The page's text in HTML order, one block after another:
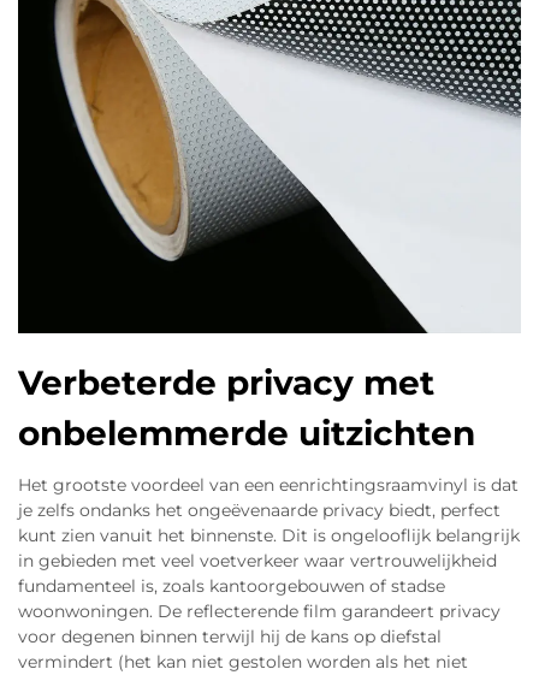
Verbeterde privacy met
onbelemmerde uitzichten
Het grootste voordeel van een eenrichtingsraamvinyl is dat
je zelfs ondanks het ongeëvenaarde privacy biedt, perfect
kunt zien vanuit het binnenste. Dit is ongelooflijk belangrijk
in gebieden met veel voetverkeer waar vertrouwelijkheid
fundamenteel is, zoals kantoorgebouwen of stadse
woonwoningen. De reflecterende film garandeert privacy
voor degenen binnen terwijl hij de kans op diefstal
vermindert (het kan niet gestolen worden als het niet